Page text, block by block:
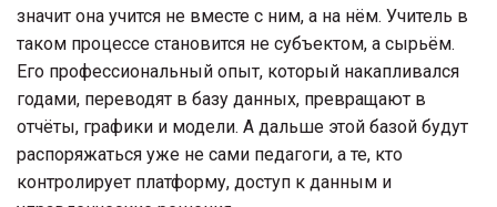
значит она учится не вместе с ним, а на нём. Учитель в
таком процессе становится не субъектом, а сырьём.
Его профессиональный опыт, который накапливался
годами, переводят в базу данных, превращают в
отчёты, графики и модели. А дальше этой базой будут
распоряжаться уже не сами педагоги, а те, кто
контролирует платформу, доступ к данным и